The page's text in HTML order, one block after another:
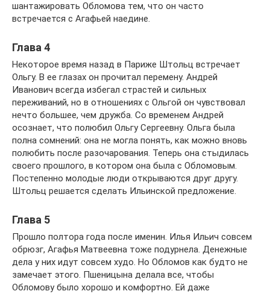
шантажировать Обломова тем, что он часто
встречается с Агафьей наедине.
Глава 4
Некоторое время назад в Париже Штольц встречает
Ольгу. В ее глазах он прочитал перемену. Андрей
Иванович всегда избегал страстей и сильных
переживаний, но в отношениях с Ольгой он чувствовал
нечто большее, чем дружба. Со временем Андрей
осознает, что полюбил Ольгу Сергеевну. Ольга была
полна сомнений: она не могла понять, как можно вновь
полюбить после разочарования. Теперь она стыдилась
своего прошлого, в котором она была с Обломовым.
Постепенно молодые люди открываются друг другу.
Штольц решается сделать Ильинской предложение.
Глава 5
Прошло полтора года после именин. Илья Ильич совсем
обрюзг, Агафья Матвеевна тоже подурнела. Денежные
дела у них идут совсем худо. Но Обломов как будто не
замечает этого. Пшеницына делала все, чтобы
Обломову было хорошо и комфортно. Ей даже